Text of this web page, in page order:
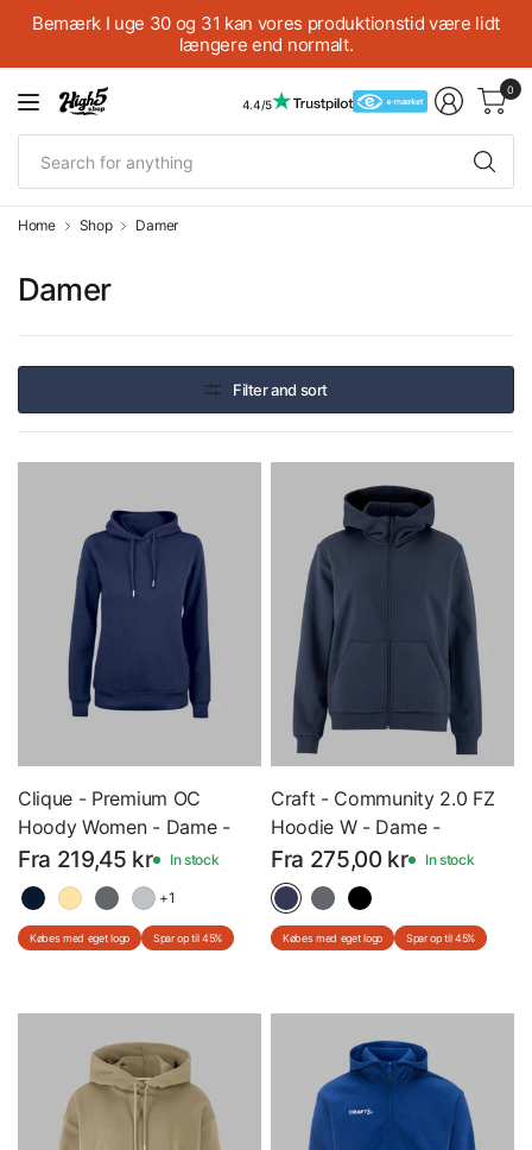
Bemærk I uge 30 og 31 kan vores produktionstid være lidt
længere end normalt.
4.4/5
0
Home Shop Damer
Damer
Filter and sort
Clique - Premium OC
Hoody Women - Dame -
Hættetrøje - 21003 - Med
Eget Logo
Fra 219,45 kr In stock
+1
Købes med eget logo Spar op til 45%
Craft - Community 2.0 FZ
Hoodie W - Dame -
Hættetrøje med lynlås -
C18075 - Med Eget Logo
Fra 275,00 kr In stock
Købes med eget logo Spar op til 45%